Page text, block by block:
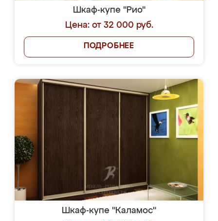
Шкаф-купе "Рио"
Цена: от 32 000 руб.
ПОДРОБНЕЕ
Шкаф-купе "Каламос"